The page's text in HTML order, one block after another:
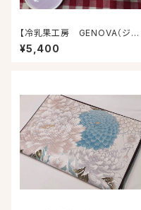
【冷乳果工房 GENOVA（ジェ
ノバ）】ジェノバアイス4個入り(ピ
スタチオ・塩キャラメル・ストロベ
¥5,400